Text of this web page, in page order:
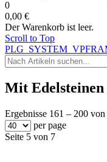
0
0,00 €
Der Warenkorb ist leer.
Scroll to Top
Mit Edelsteinen
Ergebnisse 161 – 200
per page
Seite 5 von 7